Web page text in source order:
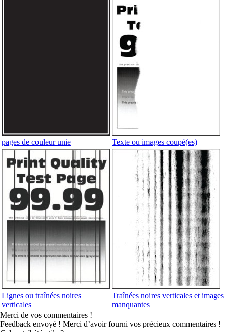
pages de couleur unie Texte ou images coupé(es)
Lignes ou traînées noires
verticales
Traînées noires verticales et images
manquantes
Merci de vos commentaires !
Feedback envoyé ! Merci d’avoir fourni vos précieux commentaires !